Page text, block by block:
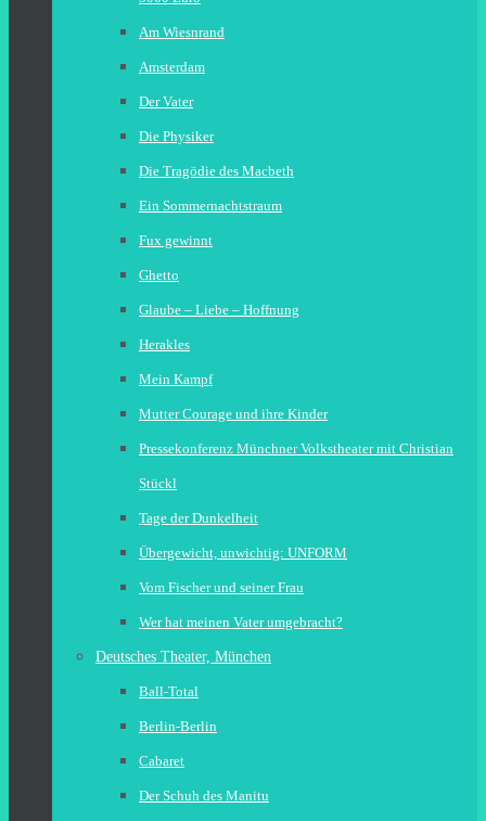
Am Wiesnrand
Amsterdam
Der Vater
Die Physiker
Die Tragödie des Macbeth
Ein Sommernachtstraum
Fux gewinnt
Ghetto
Glaube – Liebe – Hoffnung
Herakles
Mein Kampf
Mutter Courage und ihre Kinder
Pressekonferenz Münchner Volkstheater mit Christian
Stückl
Tage der Dunkelheit
Übergewicht, unwichtig: UNFORM
Vom Fischer und seiner Frau
Wer hat meinen Vater umgebracht?
Deutsches Theater, München
Ball-Total
Berlin-Berlin
Cabaret
Der Schuh des Manitu